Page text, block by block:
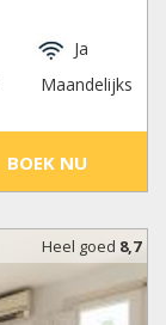
Ja
Maandelijks
BOEK NU
Heel goed 8,7